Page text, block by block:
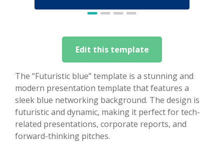
Edit this template
The “Futuristic blue” template is a stunning and
modern presentation template that features a
sleek blue networking background. The design is
futuristic and dynamic, making it perfect for tech-
related presentations, corporate reports, and
forward-thinking pitches.